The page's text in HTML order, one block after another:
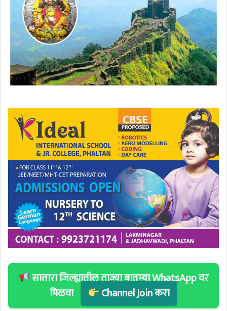
सातारा जिल्ह्यातील ताज्या बातम्या WhatsApp वर
मिळवा
Channel Join करा